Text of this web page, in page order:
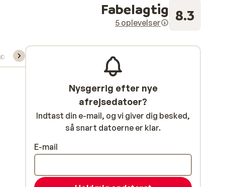
Fabelagtig
5 oplevelser 8.3
skileje/undervisning
Nysgerrig efter nye
afrejsedatoer?
Indtast din e-mail, og vi giver dig besked,
så snart datoerne er klar.
E-mail